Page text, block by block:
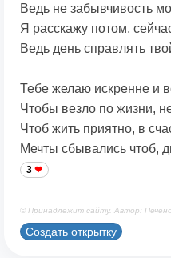
Ведь не забывчивость
Я расскажу потом,
Ведь день справлять
Тебе желаю искренне и
Чтобы везло по жизни,
Чтоб жить приятно, в
Мечты сбывались чтоб,
3
© Принадлежит сайту. Автор:
Создать открытку